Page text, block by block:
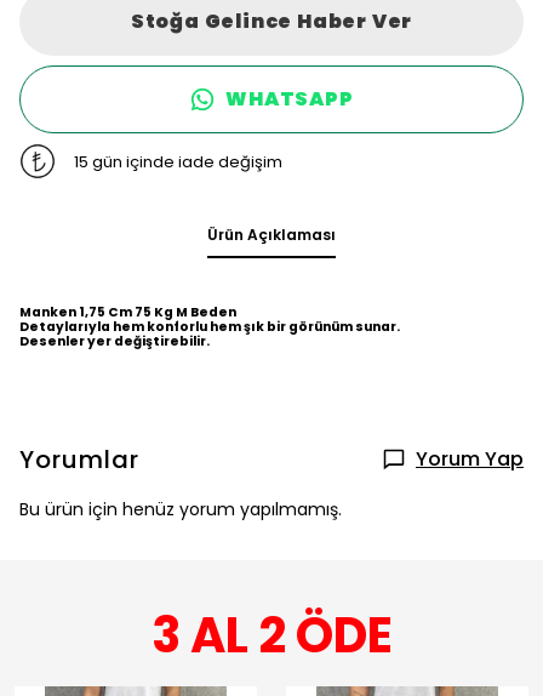
Stoğa Gelince Haber Ver
WHATSAPP
15 gün içinde iade değişim
Ürün Açıklaması
Manken 1,75 Cm 75 Kg M Beden
Detaylarıyla hem konforlu hem şık bir görünüm sunar.
Desenler yer değiştirebilir.
Yorumlar Yorum Yap
Bu ürün için henüz yorum yapılmamış.
3 AL 2 ÖDE